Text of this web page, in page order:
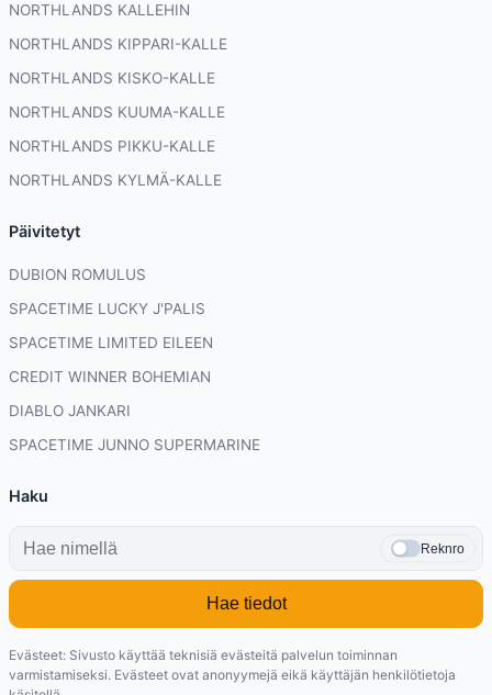
NORTHLANDS KALLEHIN
NORTHLANDS KIPPARI-KALLE
NORTHLANDS KISKO-KALLE
NORTHLANDS KUUMA-KALLE
NORTHLANDS PIKKU-KALLE
NORTHLANDS KYLMÄ-KALLE
Päivitetyt
DUBION ROMULUS
SPACETIME LUCKY J'PALIS
SPACETIME LIMITED EILEEN
CREDIT WINNER BOHEMIAN
DIABLO JANKARI
SPACETIME JUNNO SUPERMARINE
Haku
Reknro
Hae tiedot
Evästeet: Sivusto käyttää teknisiä evästeitä palvelun toiminnan
varmistamiseksi. Evästeet ovat anonyymejä eikä käyttäjän henkilötietoja